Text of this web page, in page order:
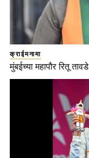
क्राईमनामा
मुंबईच्या महापौर रितू